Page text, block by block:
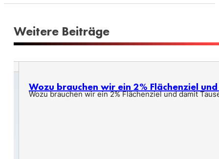
Weitere Beiträge
Wozu brauchen wir ein 2% Flächenziel
Wozu brauchen wir ein 2% Flächenziel und damit